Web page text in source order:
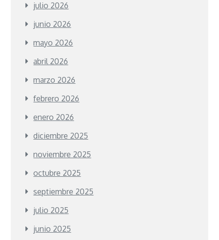
julio 2026
junio 2026
mayo 2026
abril 2026
marzo 2026
febrero 2026
enero 2026
diciembre 2025
noviembre 2025
octubre 2025
septiembre 2025
julio 2025
junio 2025